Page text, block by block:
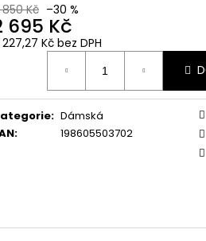
Kč –30 %
695 Kč
Kč bez DPH
: Dámská
: 198605503702